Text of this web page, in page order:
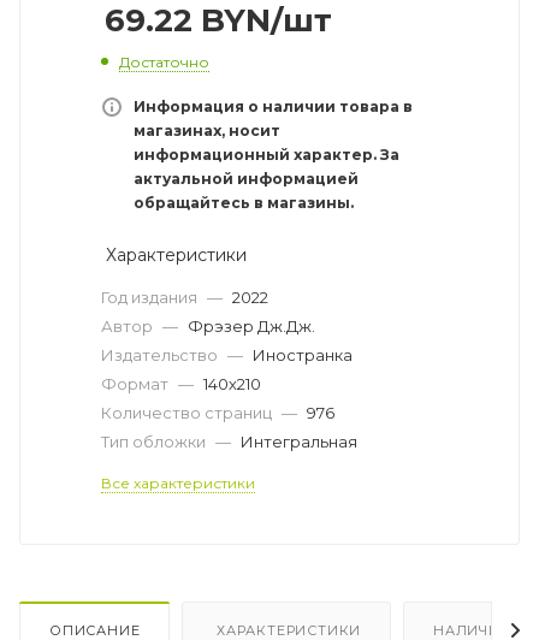
69.22 BYN/шт
Достаточно
Информация о наличии товара в
магазинах, носит
информационный характер. За
актуальной информацией
обращайтесь в магазины.
Характеристики
Год издания — 2022
Автор — Фрэзер Дж.Дж.
Издательство — Иностранка
Формат — 140х210
Количество страниц — 976
Тип обложки — Интегральная
Все характеристики
ОПИСАНИЕ ХАРАКТЕРИСТИКИ НАЛИЧИЕ